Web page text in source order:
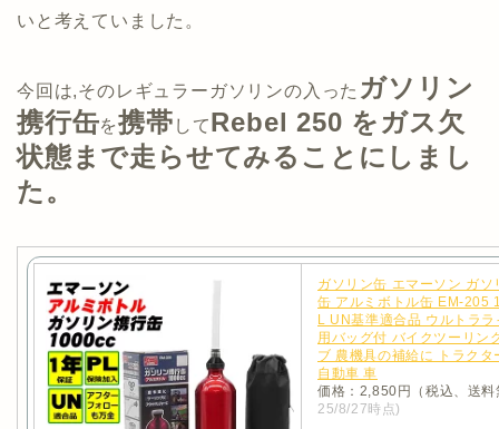
いと考えていました。
今回は,そのレギュラーガソリンの入った ガソリン
携行缶を携帯 してRebel 250 をガス欠
状態まで走らせてみることにしまし
た。
ガソリン缶 エマーソン ガソ
缶 アルミボトル缶 EM-205
L UN基準適合品 ウルトラ
用バッグ付 バイクツーリン
ブ 農機具の補給に トラクタ
自動車 車
価格：2,850円（税込、送
25/8/27時点)